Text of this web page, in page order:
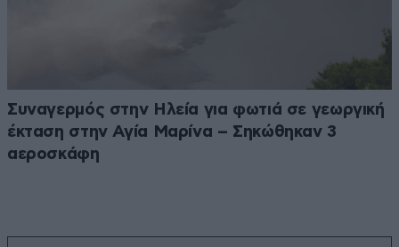
Συναγερμός στην Ηλεία για φωτιά σε γεωργική
έκταση στην Αγία Μαρίνα – Σηκώθηκαν 3
αεροσκάφη